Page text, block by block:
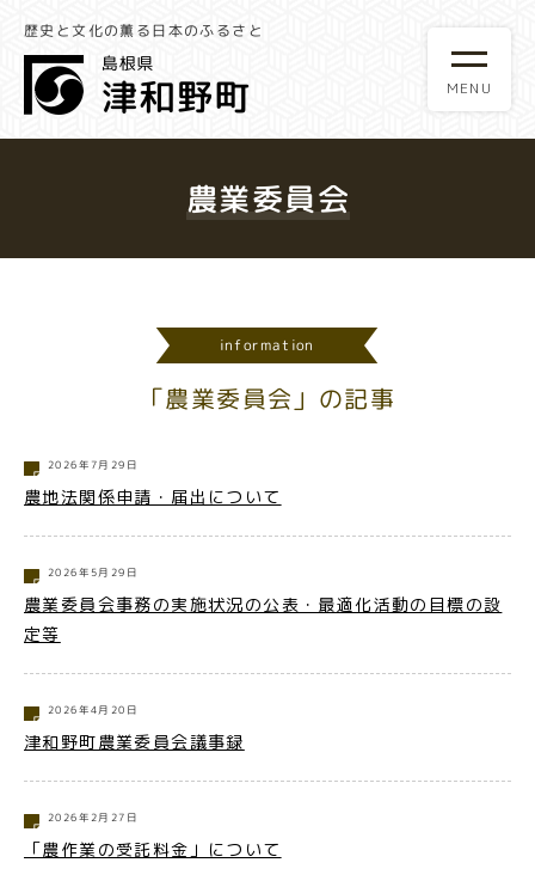
歴史と文化の薫る日本のふるさと
農業委員会
information
「農業委員会」の記事
2026年7月29日
農地法関係申請・届出について
2026年5月29日
農業委員会事務の実施状況の公表・最適化活動の目標の設
定等
2026年4月20日
津和野町農業委員会議事録
2026年2月27日
「農作業の受託料金」について